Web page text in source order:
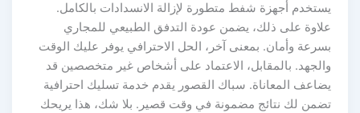
يستخدم أجهزة شفط متطورة لإزالة الانسدادات بالكامل.
علاوة على ذلك، يضمن عودة التدفق الطبيعي للمجاري
بسرعة وأمان. بمعنى آخر، الحل الاحترافي يوفر عليك الوقت
والجهد. بالمقابل، الاعتماد على أشخاص غير متخصصين قد
يضاعف المعاناة. سباك القصور يقدم خدمة تسليك احترافية
تضمن لك نتائج مضمونة في وقت قصير. بلا شك، هذا يريحك